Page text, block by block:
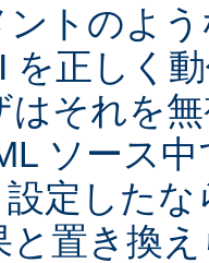
ントのよ
を正しく
はそれを
ソース
定した
と置き換